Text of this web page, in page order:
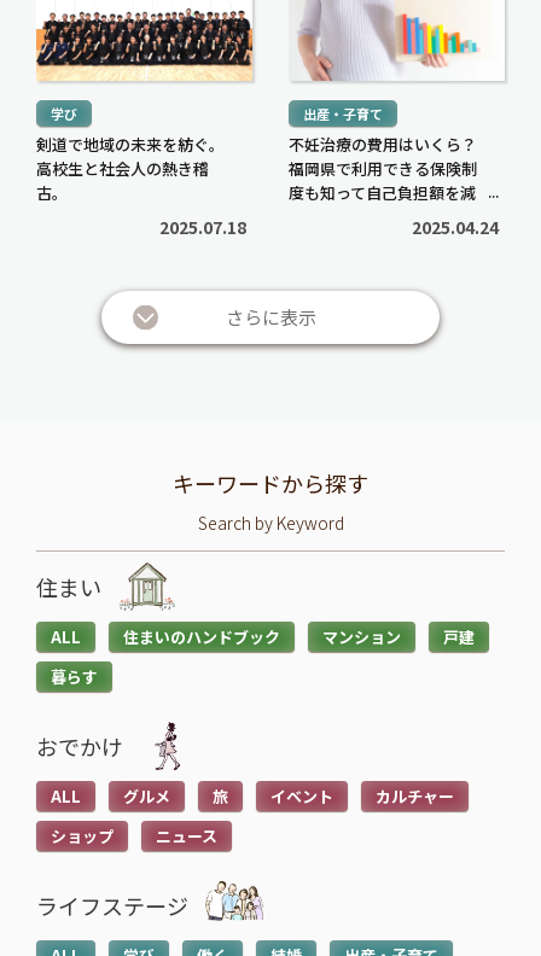
を
読
む
> 学び
剣道で地域の未来を紡ぐ。
高校生と社会人の熱き稽
古。
2025.07.18
を
読
む
> 出産・子育て
不妊治療の費用はいくら？
福岡県で利用できる保険制
度も知って自己負担額を減
2025.04.24
さらに表示
キーワードから探す
Search by Keyword
住まい
ALL 住まいのハンドブック マンション
戸建
暮らす
おでかけ
ALL グルメ 旅 イベント
カルチャー
ショップ
ニュース
ライフステージ